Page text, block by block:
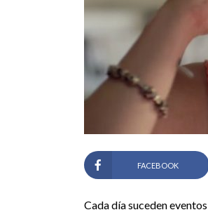
FACEBOOK
Cada día suceden